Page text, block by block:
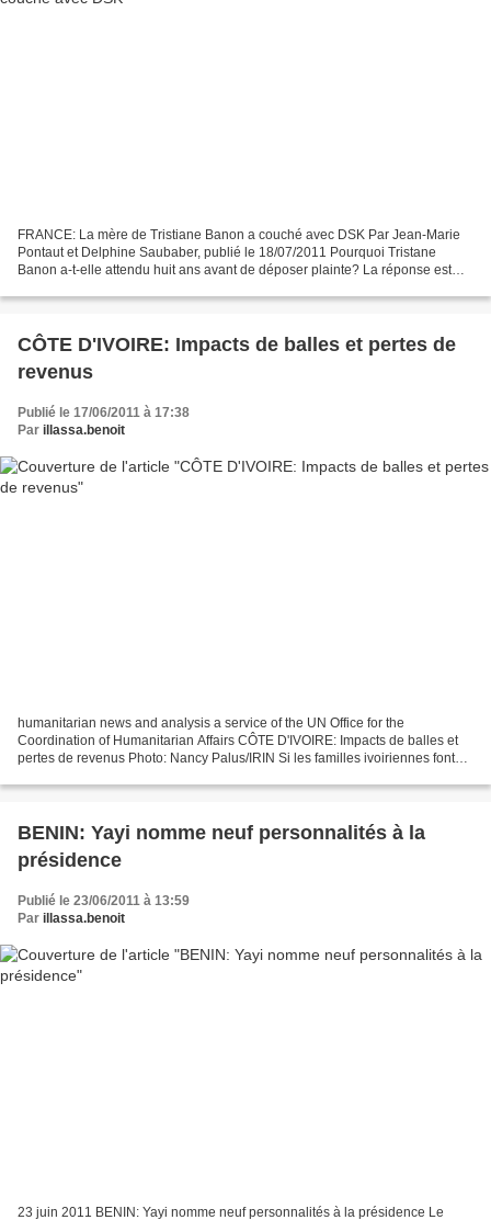
FRANCE: La mère de Tristiane Banon a couché avec DSK Par Jean-Marie
Pontaut et Delphine Saubaber, publié le 18/07/2011 Pourquoi Tristane
Banon a-t-elle attendu huit ans avant de déposer plainte? La réponse est
CÔTE D'IVOIRE: Impacts de balles et pertes de
revenus
Publié le 17/06/2011 à 17:38
Par illassa.benoit
humanitarian news and analysis a service of the UN Office for the
Coordination of Humanitarian Affairs CÔTE D'IVOIRE: Impacts de balles et
pertes de revenus Photo: Nancy Palus/IRIN Si les familles ivoiriennes font
BENIN: Yayi nomme neuf personnalités à la
présidence
Publié le 23/06/2011 à 13:59
Par illassa.benoit
23 juin 2011 BENIN: Yayi nomme neuf personnalités à la présidence Le